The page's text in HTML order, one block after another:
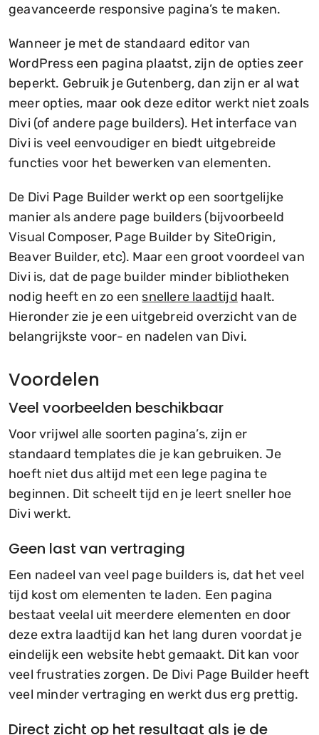
geavanceerde responsive pagina’s te maken.
Wanneer je met de standaard editor van
WordPress een pagina plaatst, zijn de opties zeer
beperkt. Gebruik je Gutenberg, dan zijn er al wat
meer opties, maar ook deze editor werkt niet zoals
Divi (of andere page builders). Het interface van
Divi is veel eenvoudiger en biedt uitgebreide
functies voor het bewerken van elementen.
De Divi Page Builder werkt op een soortgelijke
manier als andere page builders (bijvoorbeeld
Visual Composer, Page Builder by SiteOrigin,
Beaver Builder, etc). Maar een groot voordeel van
Divi is, dat de page builder minder bibliotheken
nodig heeft en zo een snellere laadtijd haalt.
Hieronder zie je een uitgebreid overzicht van de
belangrijkste voor- en nadelen van Divi.
Voordelen
Veel voorbeelden beschikbaar
Voor vrijwel alle soorten pagina’s, zijn er
standaard templates die je kan gebruiken. Je
hoeft niet dus altijd met een lege pagina te
beginnen. Dit scheelt tijd en je leert sneller hoe
Divi werkt.
Geen last van vertraging
Een nadeel van veel page builders is, dat het veel
tijd kost om elementen te laden. Een pagina
bestaat veelal uit meerdere elementen en door
deze extra laadtijd kan het lang duren voordat je
eindelijk een website hebt gemaakt. Dit kan voor
veel frustraties zorgen. De Divi Page Builder heeft
veel minder vertraging en werkt dus erg prettig.
Direct zicht op het resultaat als je de